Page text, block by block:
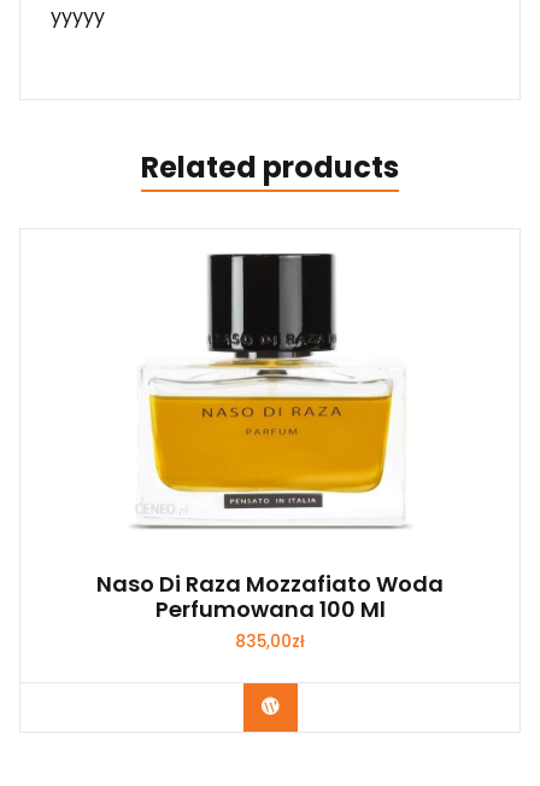
yyyyy
Related products
Naso Di Raza Mozzafiato Woda
Perfumowana 100 Ml
835,00zł
Zobacz